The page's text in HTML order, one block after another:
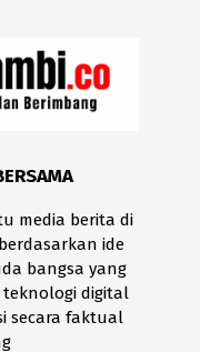
media berita di
ide
bangsa yang
teknologi digital
secara faktual